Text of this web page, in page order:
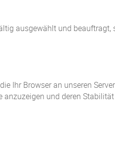
ausgewählt und beauftragt,
Ihr Browser an unseren
und deren